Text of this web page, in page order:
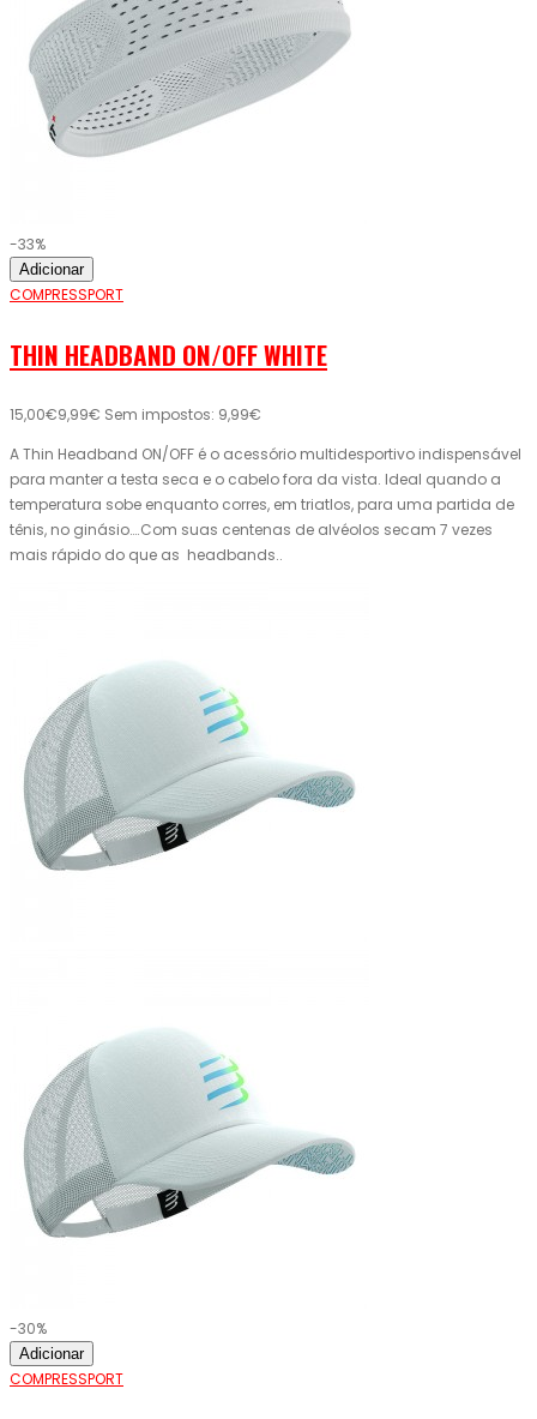
-33%
Adicionar
COMPRESSPORT
THIN HEADBAND ON/OFF WHITE
15,00€9,99€ Sem impostos: 9,99€
A Thin Headband ON/OFF é o acessório multidesportivo indispensável
para manter a testa seca e o cabelo fora da vista. Ideal quando a
temperatura sobe enquanto corres, em triatlos, para uma partida de
tênis, no ginásio….Com suas centenas de alvéolos secam 7 vezes
mais rápido do que as headbands..
-30%
Adicionar
COMPRESSPORT